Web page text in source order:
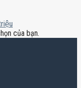
của bạn.